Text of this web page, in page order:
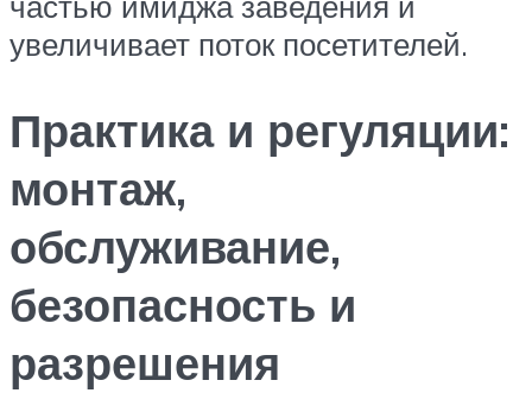
увеличивает поток посетителей.
Практика и регуляции:
монтаж,
обслуживание,
безопасность и
разрешения